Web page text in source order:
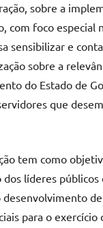
sobre a
com foco especial
sensibilizar e
sobre a
do Estado de
que
tem como
líderes públicos
desenvolvimento
para o exercício